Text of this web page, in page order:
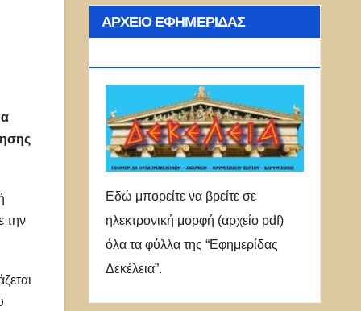
την
ΑΡΧΕΊΟ ΕΦΗΜΕΡΊΔΑΣ
Εδώ μπορείτε να βρείτε σε
ηλεκτρονική μορφή (αρχείο pdf)
όλα τα φύλλα της “Εφημερίδας
Δεκέλεια”.